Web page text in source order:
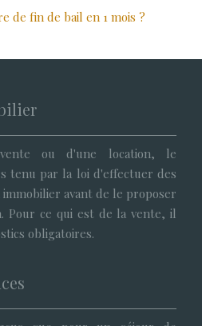
de fin de bail en 1 mois ?
ou d'une location, le
tenu par la loi d'effectuer des
avant de le proposer
Pour ce qui est de la vente, il
obligatoires.